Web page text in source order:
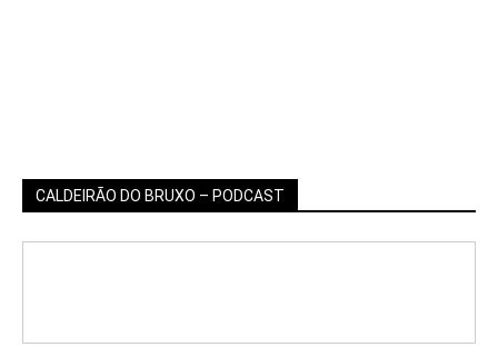
CALDEIRÃO DO BRUXO – PODCAST